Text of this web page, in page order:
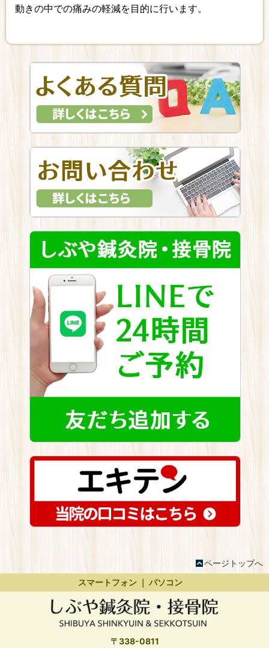
動きの中での痛みの軽減を目的に行います。
ページトップへ
スマートフォン ｜ パソコン
〒338-0811